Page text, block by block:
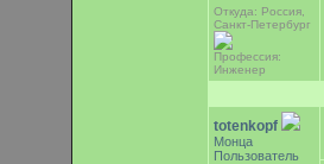
Откуда: Россия,
Санкт-Петербург
Профессия:
Инженер
totenkopf
Монца
Пользователь